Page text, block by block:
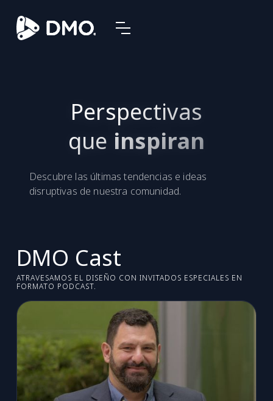
Perspectivas
que inspiran
Descubre las últimas tendencias e ideas
disruptivas de nuestra comunidad.
DMO Cast
ATRAVESAMOS EL DISEÑO CON INVITADOS ESPECIALES EN
FORMATO PODCAST.